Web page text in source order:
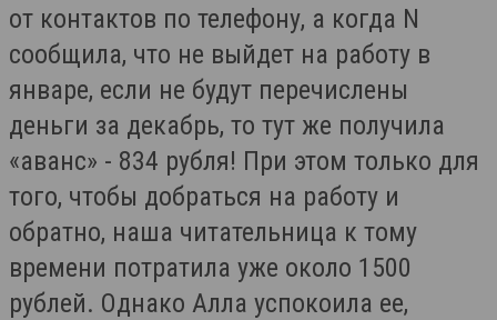
от контактов по телефону, а когда N
сообщила, что не выйдет на работу в
январе, если не будут перечислены
деньги за декабрь, то тут же получила
«аванс» - 834 рубля! При этом только для
того, чтобы добраться на работу и
обратно, наша читательница к тому
времени потратила уже около 1500
рублей. Однако Алла успокоила ее,